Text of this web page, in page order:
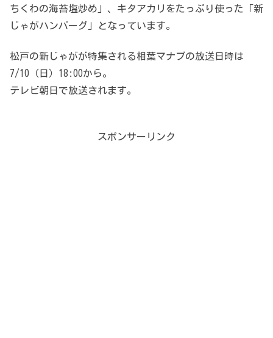
ちくわの海苔塩炒め」、キタアカリをたっぷり使った「新
じゃがハンバーグ」となっています。
松戸の新じゃがが特集される相葉マナブの放送日時は
7/10（日）18:00から。
テレビ朝日で放送されます。
スポンサーリンク